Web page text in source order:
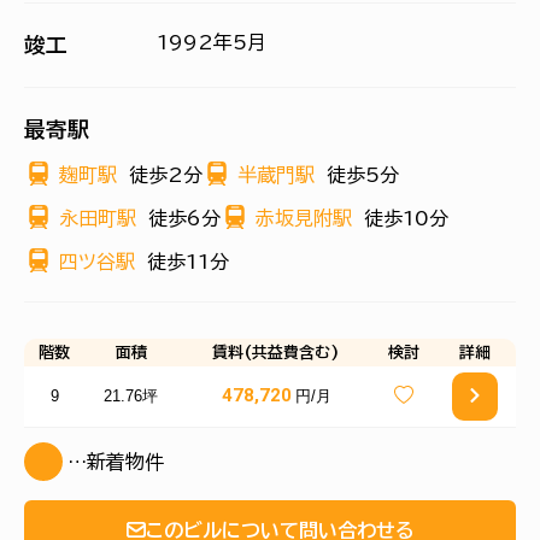
竣工 1992年5月
最寄駅
麹町駅 徒歩2分 半蔵門駅 徒歩5分
永田町駅 徒歩6分 赤坂見附駅 徒歩10分
四ツ谷駅 徒歩11分
階数 面積 賃料(共益費含む) 検討 詳細
9 21.76坪 478,720 円/月
…新着物件
このビルについて問い合わせる